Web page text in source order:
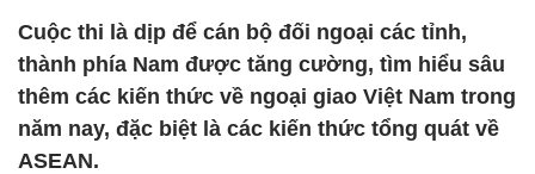
Cuộc thi là dịp để cán bộ đối ngoại các tỉnh,
thành phía Nam được tăng cường, tìm hiểu sâu
thêm các kiến thức về ngoại giao Việt Nam trong
năm nay, đặc biệt là các kiến thức tổng quát về
ASEAN.